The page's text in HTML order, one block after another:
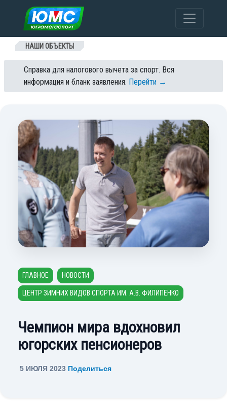
Перейти к содержанию
НАШИ ОБЪЕКТЫ
Справка для налогового вычета за спорт. Вся
информация и бланк заявления. Перейти →
ГЛАВНОЕ НОВОСТИ
ЦЕНТР ЗИМНИХ ВИДОВ СПОРТА ИМ. А.В. ФИЛИПЕНКО
Чемпион мира вдохновил
югорских пенсионеров
5 ИЮЛЯ 2023 Поделиться